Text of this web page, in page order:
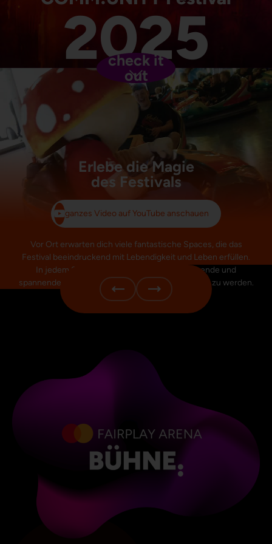
2025
check it
out
Erlebe die Magie
des Festivals
ganzes Video auf YouTube anschauen
Vor Ort erwarten dich viele fantastische Spaces, die das
Festival beeindruckend mit Lebendigkeit und Leben erfüllen.
In jedem Space erwarten die andere aufregende und
spannende Aktivitäten, die darauf warten entdeckt zu werden.